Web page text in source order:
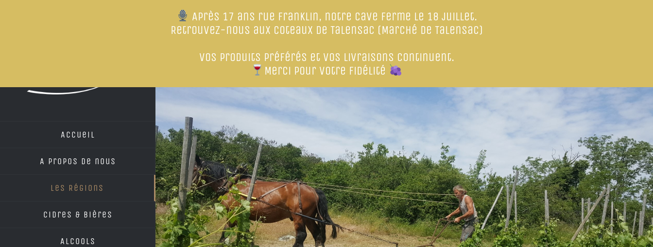
Accueil
A propos de nous
Les Régions
Cidres & Bières
Alcools
Après 17 ans rue Franklin, notre cave ferme le 18 juillet.
Retrouvez-nous aux Coteaux de Talensac (Marché de Talensac)
Vos produits préférés et vos livraisons continuent.
Merci pour votre fidélité